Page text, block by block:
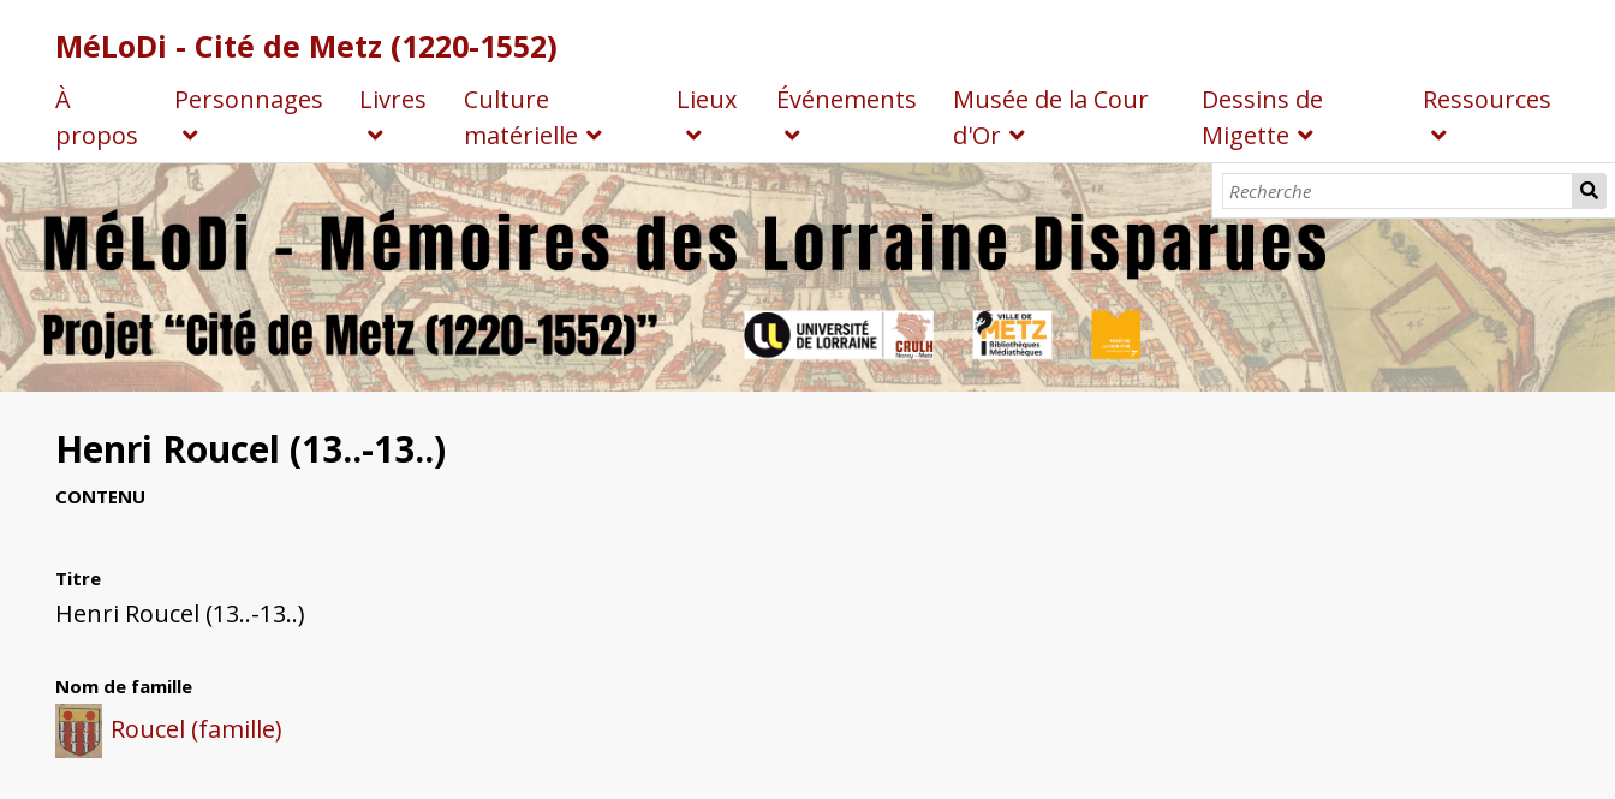
MéLoDi - Cité de Metz (1220-1552)
À
propos
Personnages Livres
Culture
matérielle
Lieux Événements
Musée de la Cour
d'Or
Dessins de
Migette
Ressources
Henri Roucel (13..-13..)
CONTENU
Titre
Henri Roucel (13..-13..)
Nom de famille
Roucel (famille)